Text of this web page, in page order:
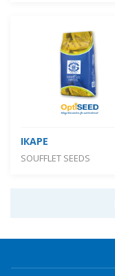
ІКАРЕ
SOUFFLET SEEDS